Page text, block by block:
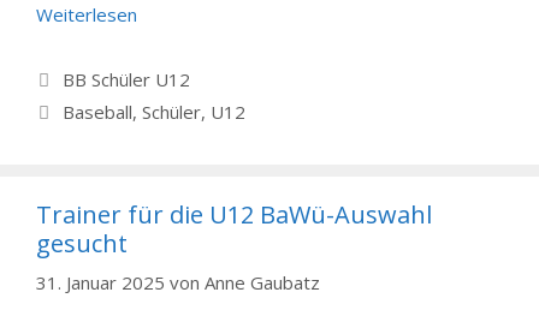
Weiterlesen
Kategorien
BB Schüler U12
Schlagwörter
Baseball, Schüler, U12
Trainer für die U12 BaWü-Auswahl
gesucht
31. Januar 2025 von Anne Gaubatz